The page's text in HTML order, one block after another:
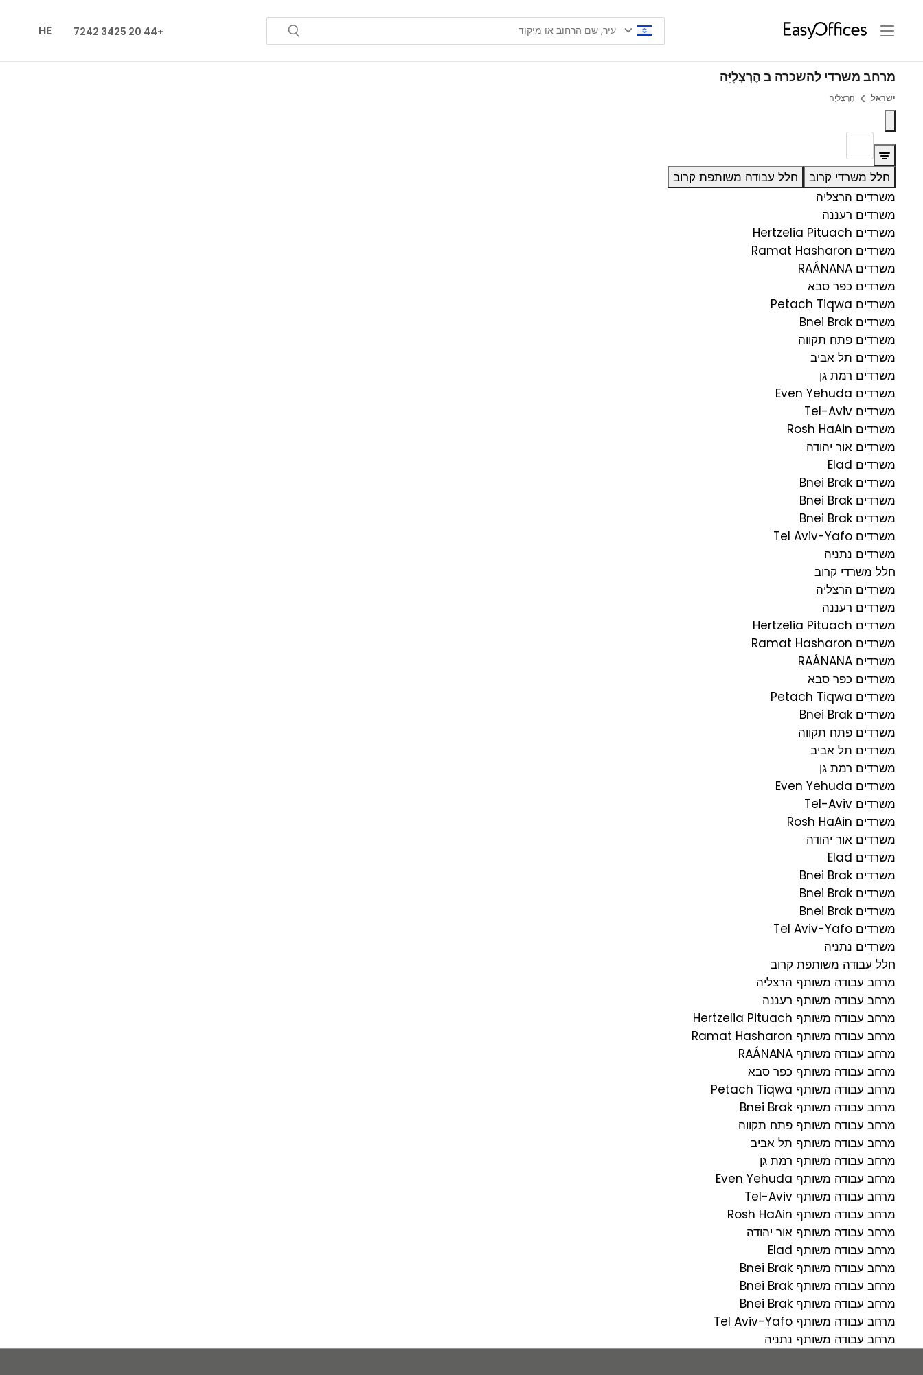
+44 20 3425 7242
HE
מרחב משרדי להשכרה ב הֶרְצְלִיָּה
ישראל הֶרְצְלִיָּה
חלל משרדי קרוב
חלל עבודה משותפת קרוב
משרדים הרצליה
משרדים רעננה
משרדים Hertzelia Pituach
משרדים Ramat Hasharon
משרדים RAÁNANA
משרדים כפר סבא
משרדים Petach Tiqwa
משרדים Bnei Brak
משרדים פתח תקווה
משרדים תל אביב
משרדים רמת גן
משרדים Even Yehuda
משרדים Tel-Aviv
משרדים Rosh HaAin
משרדים אור יהודה
משרדים Elad
משרדים Bnei Brak
משרדים Bnei Brak
משרדים Bnei Brak
משרדים Tel Aviv-Yafo
משרדים נתניה
חלל משרדי קרוב
משרדים הרצליה
משרדים רעננה
משרדים Hertzelia Pituach
משרדים Ramat Hasharon
משרדים RAÁNANA
משרדים כפר סבא
משרדים Petach Tiqwa
משרדים Bnei Brak
משרדים פתח תקווה
משרדים תל אביב
משרדים רמת גן
משרדים Even Yehuda
משרדים Tel-Aviv
משרדים Rosh HaAin
משרדים אור יהודה
משרדים Elad
משרדים Bnei Brak
משרדים Bnei Brak
משרדים Bnei Brak
משרדים Tel Aviv-Yafo
משרדים נתניה
חלל עבודה משותפת קרוב
מרחב עבודה משותף הרצליה
מרחב עבודה משותף רעננה
מרחב עבודה משותף Hertzelia Pituach
מרחב עבודה משותף Ramat Hasharon
מרחב עבודה משותף RAÁNANA
מרחב עבודה משותף כפר סבא
מרחב עבודה משותף Petach Tiqwa
מרחב עבודה משותף Bnei Brak
מרחב עבודה משותף פתח תקווה
מרחב עבודה משותף תל אביב
מרחב עבודה משותף רמת גן
מרחב עבודה משותף Even Yehuda
מרחב עבודה משותף Tel-Aviv
מרחב עבודה משותף Rosh HaAin
מרחב עבודה משותף אור יהודה
מרחב עבודה משותף Elad
מרחב עבודה משותף Bnei Brak
מרחב עבודה משותף Bnei Brak
מרחב עבודה משותף Bnei Brak
מרחב עבודה משותף Tel Aviv-Yafo
מרחב עבודה משותף נתניה